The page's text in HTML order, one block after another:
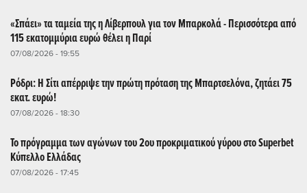
«Σπάει» τα ταμεία της η Λίβερπουλ για τον Μπαρκολά - Περισσότερα από
115 εκατομμύρια ευρώ θέλει η Παρί
07/08/2026 - 19:55
Ρόδρι: Η Σίτι απέρριψε την πρώτη πρόταση της Μπαρτσελόνα, ζητάει 75
εκατ. ευρώ!
07/08/2026 - 18:30
Το πρόγραμμα των αγώνων του 2ου προκριματικού γύρου στο Superbet
Κύπελλο Ελλάδας
07/08/2026 - 17:45